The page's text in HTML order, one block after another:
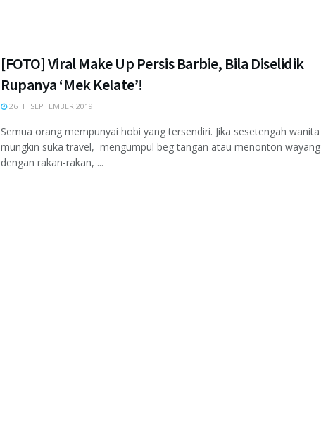
[FOTO] Viral Make Up Persis Barbie, Bila Diselidik
Rupanya ‘Mek Kelate’!
26TH SEPTEMBER 2019
Semua orang mempunyai hobi yang tersendiri. Jika sesetengah wanita
mungkin suka travel, mengumpul beg tangan atau menonton wayang
dengan rakan-rakan, ...